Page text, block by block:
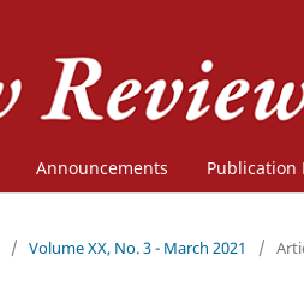
Announcements Publication
/ Volume XX, No. 3 - March 2021 /